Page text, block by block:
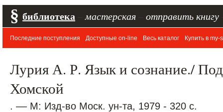
§ библиотека мастерская отправить книгу
Последние поступления Доступные on-line Весь каталог Купить в my-
Лурия А. Р. Язык и сознание./
Хомской
. –– М: Изд-во Моск. ун-та, 1979 - 320 с.